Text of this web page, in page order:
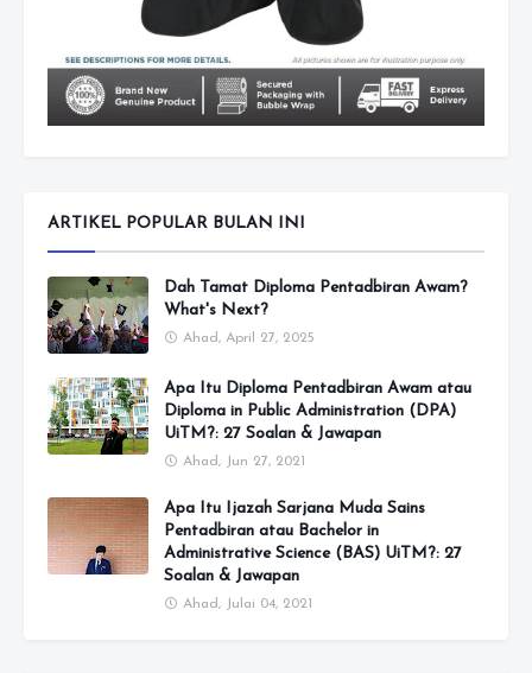
ARTIKEL POPULAR BULAN INI
Dah Tamat Diploma Pentadbiran Awam?
What's Next?
Ahad, April 27, 2025
Apa Itu Diploma Pentadbiran Awam atau
Diploma in Public Administration (DPA)
UiTM?: 27 Soalan & Jawapan
Ahad, Jun 27, 2021
Apa Itu Ijazah Sarjana Muda Sains
Pentadbiran atau Bachelor in
Administrative Science (BAS) UiTM?: 27
Soalan & Jawapan
Ahad, Julai 04, 2021